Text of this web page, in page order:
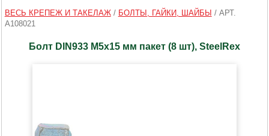
ВЕСЬ КРЕПЕЖ И ТАКЕЛАЖ/ БОЛТЫ, ГАЙКИ, ШАЙБЫ / АРТ.
A108021
Болт DIN933 М5х15 мм пакет (8 шт), SteelRex